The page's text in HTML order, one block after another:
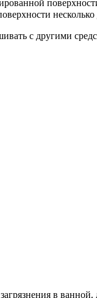
с другими
в ванной,